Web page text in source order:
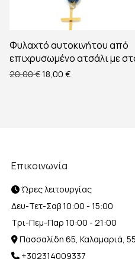
Φυλαχτό αυτοκινήτου από
επιχρυσωμένο ατσάλι με
20,00€Original price was: 20,00
18,00 €Η τρέχουσα τιμή
Επικοινωνία
Ώρες λειτουργίας
Δευ-Τετ-Σαβ 10:00 - 15:00
Τρι-Πεμ-Παρ 10:00 - 21:00
Πασσαλίδη 65, Καλαμαριά,
+302314009337